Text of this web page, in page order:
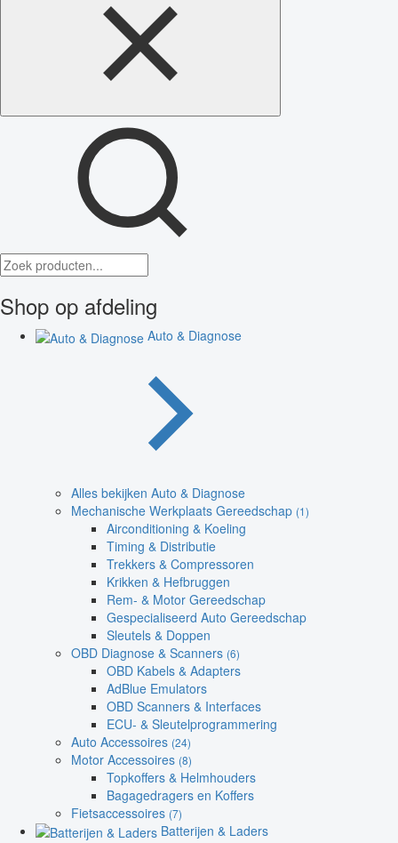
Shop op afdeling
Auto & Diagnose
Alles bekijken Auto & Diagnose
Mechanische Werkplaats Gereedschap (1)
Airconditioning & Koeling
Timing & Distributie
Trekkers & Compressoren
Krikken & Hefbruggen
Rem- & Motor Gereedschap
Gespecialiseerd Auto Gereedschap
Sleutels & Doppen
OBD Diagnose & Scanners (6)
OBD Kabels & Adapters
AdBlue Emulators
OBD Scanners & Interfaces
ECU- & Sleutelprogrammering
Auto Accessoires (24)
Motor Accessoires (8)
Topkoffers & Helmhouders
Bagagedragers en Koffers
Fietsaccessoires (7)
Batterijen & Laders